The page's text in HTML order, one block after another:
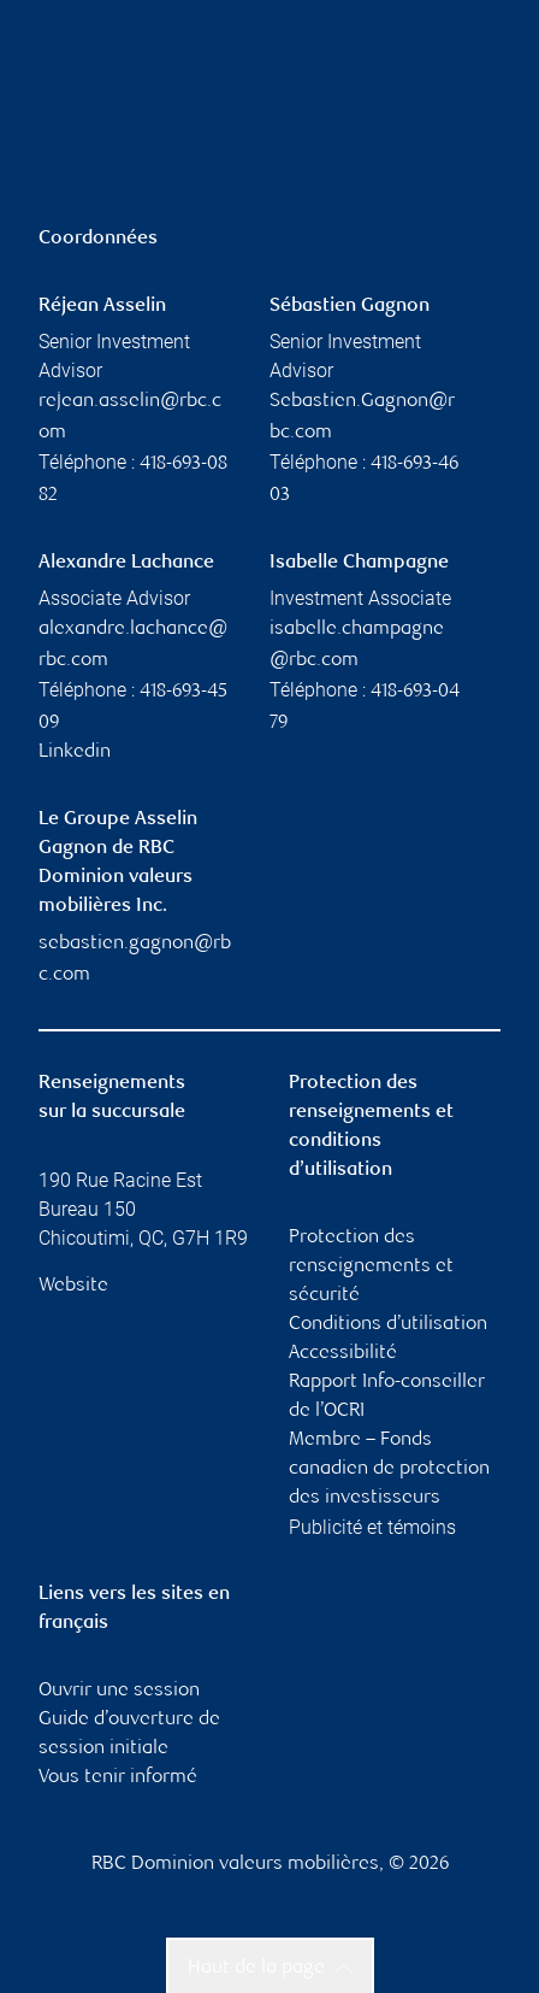
Coordonnées
Réjean Asselin
Senior Investment
Advisor
rejean.asselin@rbc.c
om
Téléphone : 418-693-08
82
Sébastien Gagnon
Senior Investment
Advisor
Sebastien.Gagnon@r
bc.com
Téléphone : 418-693-46
03
Alexandre Lachance
Associate Advisor
alexandre.lachance@
rbc.com
Téléphone : 418-693-45
09
Linkedin
Isabelle Champagne
Investment Associate
isabelle.champagne
@rbc.com
Téléphone : 418-693-04
79
Le Groupe Asselin
Gagnon de RBC
Dominion valeurs
mobilières Inc.
sebastien.gagnon@rb
c.com
Renseignements
sur la succursale
190 Rue Racine Est
Bureau 150
Chicoutimi, QC, G7H 1R9
Website
Protection des
renseignements et
conditions
d’utilisation
Protection des
renseignements et
sécurité
Conditions d’utilisation
Accessibilité
Rapport Info-conseiller
de l’OCRI
Membre – Fonds
canadien de protection
des investisseurs
Publicité et témoins
Liens vers les sites en
français
Ouvrir une session
Guide d’ouverture de
session initiale
Vous tenir informé
RBC Dominion valeurs mobilières, © 2026